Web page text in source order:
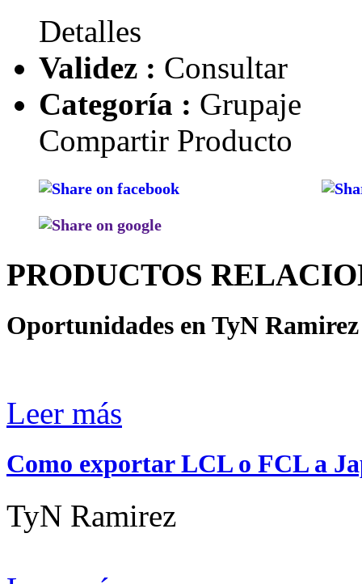
Detalles
Validez : Consultar
Categoría : Grupaje
Compartir Producto
PRODUCTOS
Oportunidades en TyN
Leer más
Como exportar LCL o FCL a
TyN Ramirez